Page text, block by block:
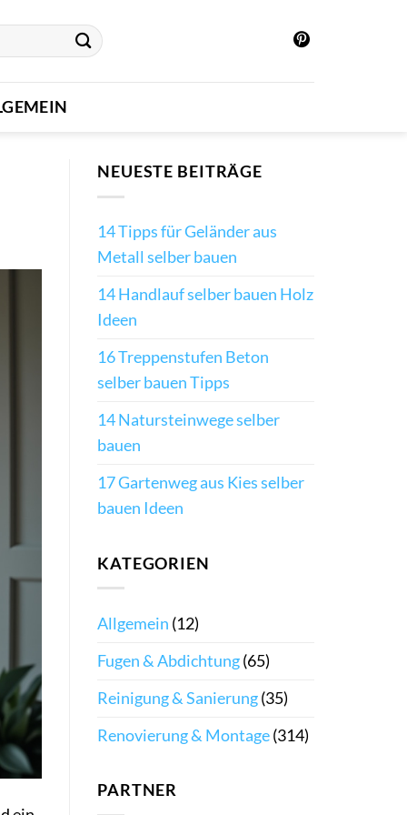
NEUESTE BEITRÄGE
14 Tipps für Geländer aus
Metall selber bauen
14 Handlauf selber bauen Holz
Ideen
16 Treppenstufen Beton
selber bauen Tipps
14 Natursteinwege selber
bauen
17 Gartenweg aus Kies selber
bauen Ideen
KATEGORIEN
Allgemein (12)
Fugen & Abdichtung(65)
Reinigung & Sanierung(35)
Renovierung & Montage(314)
PARTNER